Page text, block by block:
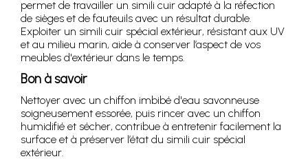
permet de travailler un simili cuir adapté à la réfection
de sièges et de fauteuils avec un résultat durable.
Exploiter un simili cuir spécial extérieur, résistant aux UV
et au milieu marin, aide à conserver l’aspect de vos
meubles d'extérieur dans le temps.
Bon à savoir
Nettoyer avec un chiffon imbibé d'eau savonneuse
soigneusement essorée, puis rincer avec un chiffon
humidifié et sécher, contribue à entretenir facilement la
surface et à préserver l’état du simili cuir spécial
extérieur.